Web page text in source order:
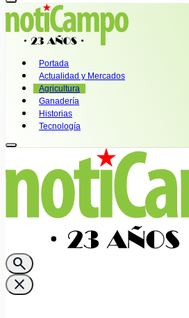
Portada
Actualidad y Mercados
Agricultura
Ganadería
Historias
Tecnología
search
close